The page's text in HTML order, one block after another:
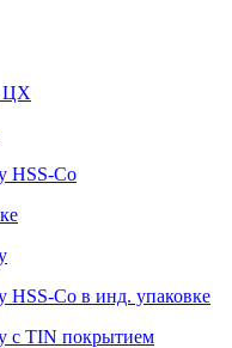
ЦХ
HSS-Co
HSS-Co в инд. упаковке
с TIN покрытием